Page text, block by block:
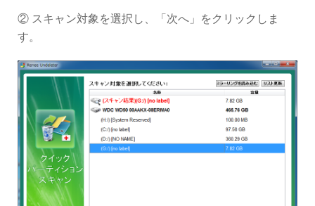
② スキャン対象を選択し、「次へ」をクリックしま
す。